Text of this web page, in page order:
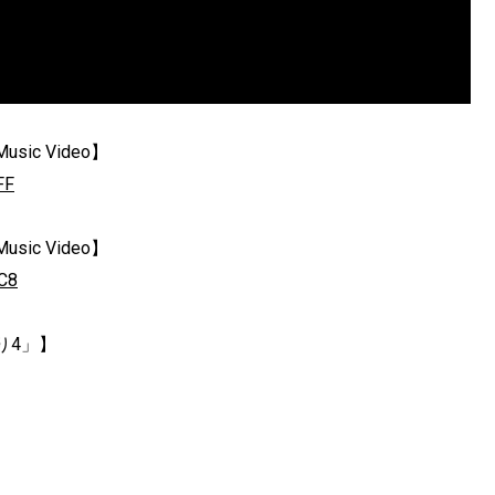
Video】
Video】
」】